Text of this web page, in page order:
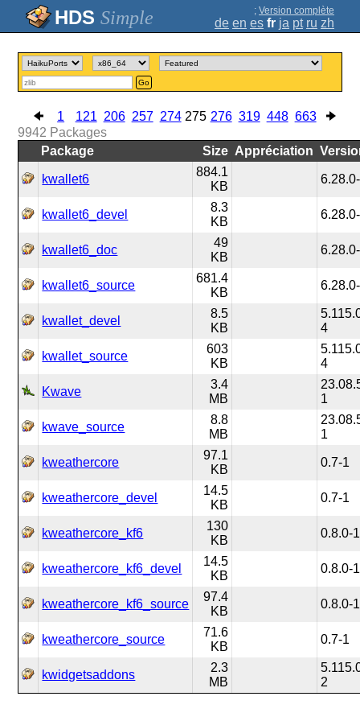
Simple ; Version complète
de en es fr ja pt ru zh
Go
1 121 206 257 274 275 276 319 448 663
9942 Packages
Package
Size Appréciation
kwallet6
884.1
KB
kwallet6_devel
8.3
KB
kwallet6_doc
49
KB
kwallet6_source
681.4
KB
kwallet_devel
8.5
KB
4
kwallet_source
603
KB
4
Kwave
3.4
MB
1
kwave_source
8.8
MB
1
kweathercore
97.1
KB
0.7-1
kweathercore_devel
14.5
KB
0.7-1
kweathercore_kf6
130
KB
0.8.0-1
kweathercore_kf6_devel
14.5
KB
0.8.0-1
kweathercore_kf6_source
97.4
KB
0.8.0-1
kweathercore_source
71.6
KB
0.7-1
kwidgetsaddons
2.3
MB
2